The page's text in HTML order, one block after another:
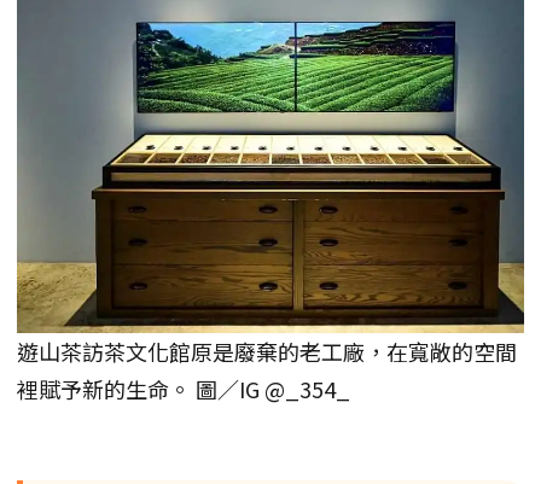
遊山茶訪茶文化館原是廢棄的老工廠，在寬敞的空間
裡賦予新的生命。 圖／IG @_354_